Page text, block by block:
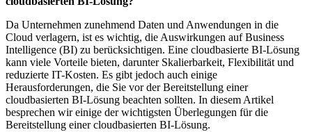
Da Unternehmen zunehmend Daten und Anwendungen in die
Cloud verlagern, ist es wichtig, die Auswirkungen auf Business
Intelligence (BI) zu berücksichtigen. Eine cloudbasierte BI-Lösung
kann viele Vorteile bieten, darunter Skalierbarkeit, Flexibilität und
reduzierte IT-Kosten. Es gibt jedoch auch einige
Herausforderungen, die Sie vor der Bereitstellung einer
cloudbasierten BI-Lösung beachten sollten. In diesem Artikel
besprechen wir einige der wichtigsten Überlegungen für die
Bereitstellung einer cloudbasierten BI-Lösung.